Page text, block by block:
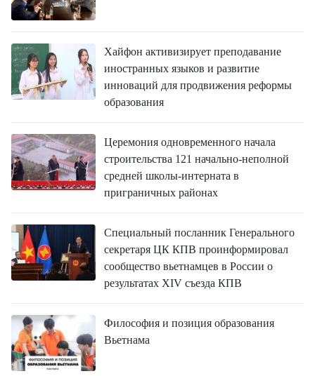
В МИРЕ
ВСТРЕЧИ - ДИАЛОГИ
ДОСЬЕ И МАТЕРИАЛЫ
О ГАЗЕТЕ «НЯНЗАН»
ENGLISH
中文
FRANÇAIS
Хайфон активизирует преподавание
иностранных языков и развитие
инноваций для продвижения реформы
образования
Церемония одновременного начала
строительства 121 начально-неполной
средней школы-интерната в
приграничных районах
Специальный посланник Генерального
секретаря ЦК КПВ проинформировал
сообщество вьетнамцев в России о
результатах XIV съезда КПВ
Философия и позиция образования
Вьетнама